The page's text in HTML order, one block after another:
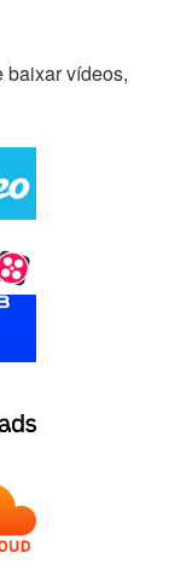
baixar vídeos,